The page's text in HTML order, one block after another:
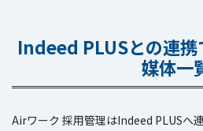
Indeed PLUSとの連携
媒体一
Airワーク 採用管理はIndeed PLUSへ